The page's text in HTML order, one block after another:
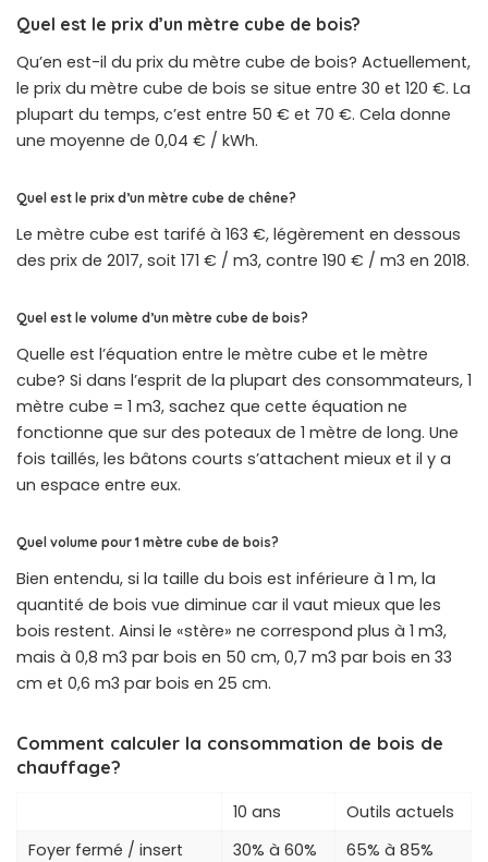
Quel est le prix d’un mètre cube de bois?
Qu’en est-il du prix du mètre cube de bois? Actuellement,
le prix du mètre cube de bois se situe entre 30 et 120 €. La
plupart du temps, c’est entre 50 € et 70 €. Cela donne
une moyenne de 0,04 € / kWh.
Quel est le prix d’un mètre cube de chêne?
Le mètre cube est tarifé à 163 €, légèrement en dessous
des prix de 2017, soit 171 € / m3, contre 190 € / m3 en 2018.
Quel est le volume d’un mètre cube de bois?
Quelle est l’équation entre le mètre cube et le mètre
cube? Si dans l’esprit de la plupart des consommateurs, 1
mètre cube = 1 m3, sachez que cette équation ne
fonctionne que sur des poteaux de 1 mètre de long. Une
fois taillés, les bâtons courts s’attachent mieux et il y a
un espace entre eux.
Quel volume pour 1 mètre cube de bois?
Bien entendu, si la taille du bois est inférieure à 1 m, la
quantité de bois vue diminue car il vaut mieux que les
bois restent. Ainsi le «stère» ne correspond plus à 1 m3,
mais à 0,8 m3 par bois en 50 cm, 0,7 m3 par bois en 33
cm et 0,6 m3 par bois en 25 cm.
Comment calculer la consommation de bois de
chauffage?
10 ans
Outils actuels
Foyer fermé / insert
30% à 60%
65% à 85%